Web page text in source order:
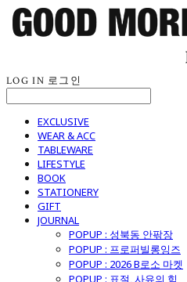
LOG IN 로그인
EXCLUSIVE
WEAR & ACC
TABLEWARE
LIFESTYLE
BOOK
STATIONERY
GIFT
JOURNAL
POPUP : 성북동 안팎장
POPUP : 프로퍼빌롱잉즈
POPUP : 2026 B로소 마켓
POPUP : 표절, 사유의 힘